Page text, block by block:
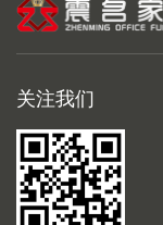
关注我们